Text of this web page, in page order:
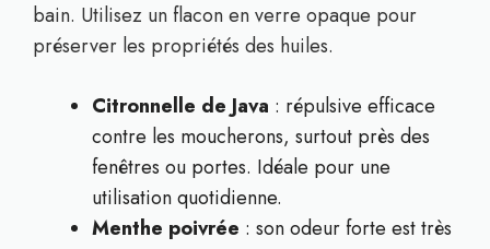
bain. Utilisez un flacon en verre opaque pour
préserver les propriétés des huiles.
Citronnelle de Java : répulsive efficace
contre les moucherons, surtout près des
fenêtres ou portes. Idéale pour une
utilisation quotidienne.
Menthe poivrée : son odeur forte est très